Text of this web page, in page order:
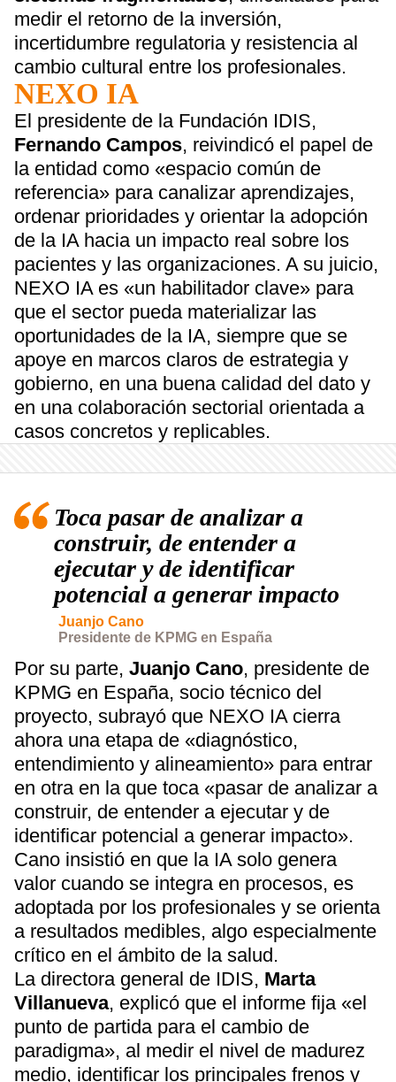
medir el retorno de la inversión,
incertidumbre regulatoria y resistencia al
cambio cultural entre los profesionales.
NEXO IA
El presidente de la Fundación IDIS,
Fernando Campos, reivindicó el papel de
la entidad como «espacio común de
referencia» para canalizar aprendizajes,
ordenar prioridades y orientar la adopción
de la IA hacia un impacto real sobre los
pacientes y las organizaciones. A su juicio,
NEXO IA es «un habilitador clave» para
que el sector pueda materializar las
oportunidades de la IA, siempre que se
apoye en marcos claros de estrategia y
gobierno, en una buena calidad del dato y
en una colaboración sectorial orientada a
casos concretos y replicables.
Toca pasar de analizar a
construir, de entender a
ejecutar y de identificar
potencial a generar impacto
Juanjo Cano
Presidente de KPMG en España
Por su parte, Juanjo Cano, presidente de
KPMG en España, socio técnico del
proyecto, subrayó que NEXO IA cierra
ahora una etapa de «diagnóstico,
entendimiento y alineamiento» para entrar
en otra en la que toca «pasar de analizar a
construir, de entender a ejecutar y de
identificar potencial a generar impacto».
Cano insistió en que la IA solo genera
valor cuando se integra en procesos, es
adoptada por los profesionales y se orienta
a resultados medibles, algo especialmente
crítico en el ámbito de la salud.
La directora general de IDIS, Marta
Villanueva, explicó que el informe fija «el
punto de partida para el cambio de
paradigma», al medir el nivel de madurez
medio, identificar los principales frenos y